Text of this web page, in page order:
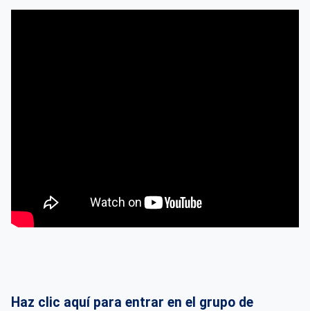
Haz clic aquí para entrar en el grupo de